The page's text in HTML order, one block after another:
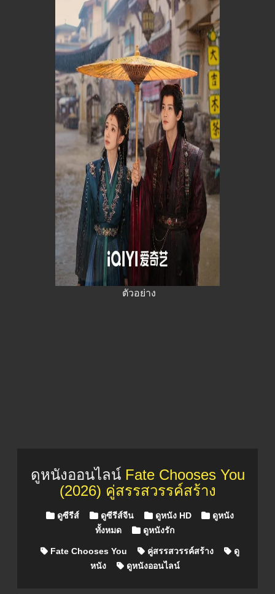
ตัวอย่าง
ดูหนังออนไลน์ Fate Chooses You
(2026) คู่สรรสวรรค์สร้าง
Posted in
ดูซีรีส์ ดูซีรีส์จีน ดูหนัง HD
ดูหนัง
ทั้งหมด
ดูหนังรัก
Fate Chooses You คู่สรรสวรรค์สร้าง
ดู
หนัง
ดูหนังออนไลน์